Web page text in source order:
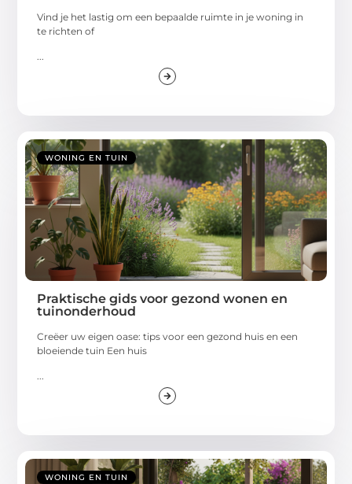
Vind je het lastig om een bepaalde ruimte in je woning in
te richten of
...
WONING EN TUIN
Praktische gids voor gezond wonen en
tuinonderhoud
Creëer uw eigen oase: tips voor een gezond huis en een
bloeiende tuin Een huis
...
WONING EN TUIN